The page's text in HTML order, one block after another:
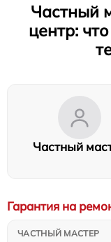
Частный
центр:
Частный
Гарантия на